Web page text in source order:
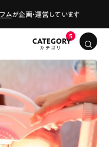
ムが企画・運営しています
CATEGORY